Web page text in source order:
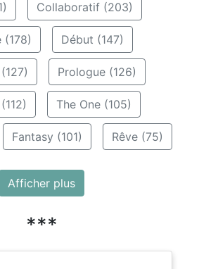
Collaboratif (203)
(178) Début (147)
Prologue (126)
The One (105)
Fantasy (101) Rêve (75)
Afficher plus
***